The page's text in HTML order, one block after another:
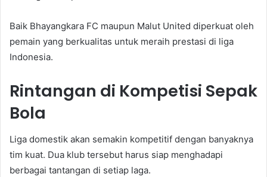
Baik Bhayangkara FC maupun Malut United diperkuat oleh
pemain yang berkualitas untuk meraih prestasi di liga
Indonesia.
Rintangan di Kompetisi Sepak
Bola
Liga domestik akan semakin kompetitif dengan banyaknya
tim kuat. Dua klub tersebut harus siap menghadapi
berbagai tantangan di setiap laga.